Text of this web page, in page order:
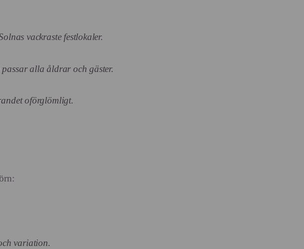
vackraste festlokaler.
alla åldrar och gäster.
oförglömligt.
variation.